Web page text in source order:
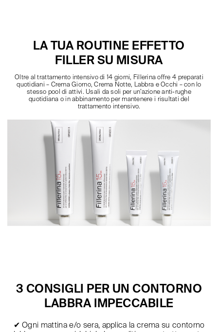
LA TUA ROUTINE EFFETTO
FILLER SU MISURA
Oltre al trattamento intensivo di 14 giorni, Fillerina offre 4 preparati
quotidiani – Crema Giorno, Crema Notte, Labbra e Occhi – con lo
stesso pool di attivi. Usali da soli per un’azione anti-rughe
quotidiana o in abbinamento per mantenere i risultati del
trattamento intensivo.
3 CONSIGLI PER UN CONTORNO
LABBRA IMPECCABILE
✔ Ogni mattina e/o sera, applica la crema su contorno